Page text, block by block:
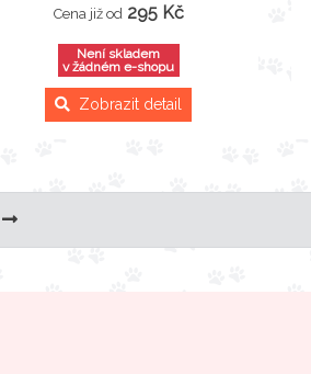
Cena již od 295 Kč
Není skladem
v žádném e-shopu
Zobrazit detail